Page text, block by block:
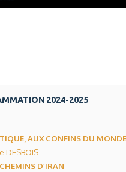
2024-2025
AUX CONFINS DU MONDE
DESBOIS
D’IRAN